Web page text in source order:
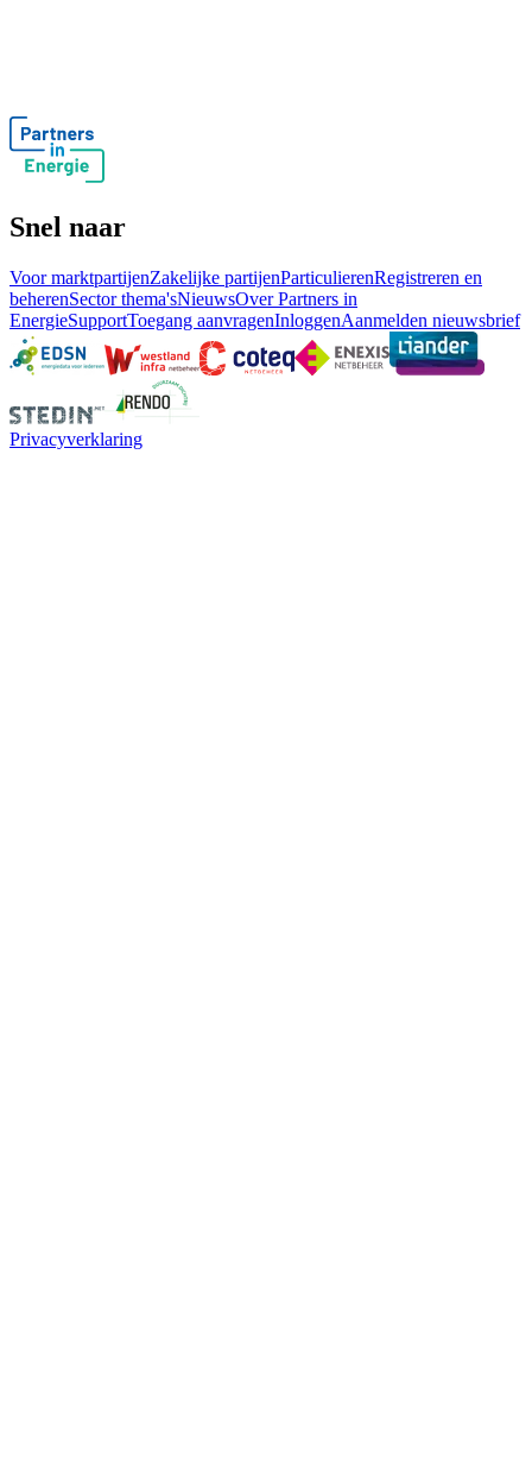
Snel naar
Voor marktpartijenZakelijke partijenParticulierenRegistreren en
beherenSector thema'sNieuwsOver Partners in
EnergieSupportToegang aanvragenInloggenAanmelden nieuwsbrief
Privacyverklaring